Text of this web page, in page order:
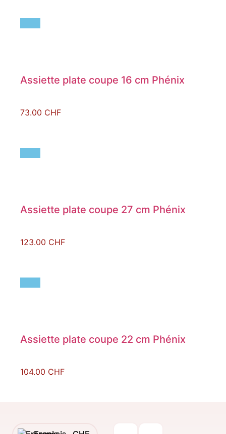
Assiette plate coupe 16 cm Phénix
73.00 CHF
Assiette plate coupe 27 cm Phénix
123.00 CHF
Assiette plate coupe 22 cm Phénix
104.00 CHF